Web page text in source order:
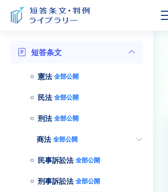
短答条文
憲法 全部公開
民法 全部公開
刑法 全部公開
商法 全部公開
民事訴訟法 全部公開
刑事訴訟法 全部公開